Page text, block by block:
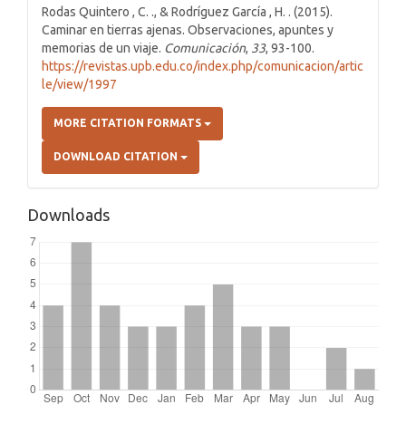
Rodas Quintero , C. ., & Rodríguez García , H. . (2015).
Caminar en tierras ajenas. Observaciones, apuntes y
memorias de un viaje. Comunicación, 33, 93-100.
https://revistas.upb.edu.co/index.php/comunicacion/artic
le/view/1997
MORE CITATION FORMATS
DOWNLOAD CITATION
Downloads